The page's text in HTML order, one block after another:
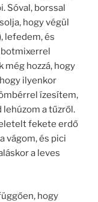
Sóval, borssal
hogy végül
lefedem, és
botmixerrel
még hozzá, hogy
ilyenkor
ízesítem,
lehúzom a tűzről.
fekete erdő
vágom, és pici
a leves
hogy